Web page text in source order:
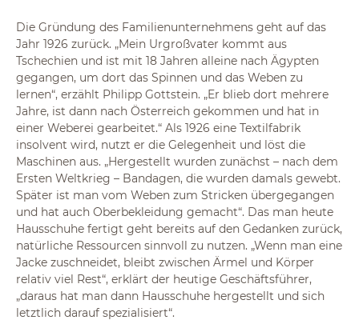
Die Gründung des Familienunternehmens geht auf das
Jahr 1926 zurück. „Mein Urgroßvater kommt aus
Tschechien und ist mit 18 Jahren alleine nach Ägypten
gegangen, um dort das Spinnen und das Weben zu
lernen“, erzählt Philipp Gottstein. „Er blieb dort mehrere
Jahre, ist dann nach Österreich gekommen und hat in
einer Weberei gearbeitet.“ Als 1926 eine Textilfabrik
insolvent wird, nutzt er die Gelegenheit und löst die
Maschinen aus. „Hergestellt wurden zunächst – nach dem
Ersten Weltkrieg – Bandagen, die wurden damals gewebt.
Später ist man vom Weben zum Stricken übergegangen
und hat auch Oberbekleidung gemacht“. Das man heute
Hausschuhe fertigt geht bereits auf den Gedanken zurück,
natürliche Ressourcen sinnvoll zu nutzen. „Wenn man eine
Jacke zuschneidet, bleibt zwischen Ärmel und Körper
relativ viel Rest“, erklärt der heutige Geschäftsführer,
„daraus hat man dann Hausschuhe hergestellt und sich
letztlich darauf spezialisiert“.